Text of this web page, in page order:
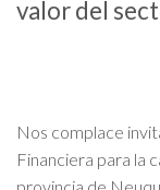
valor del
Nos complace
Financiera para la